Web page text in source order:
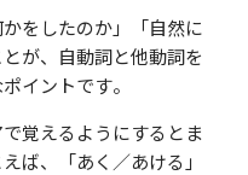
をしたのか」「自然に
が、自動詞と他動詞を
イントです。
覚えるようにするとま
ば、「あく／あける」